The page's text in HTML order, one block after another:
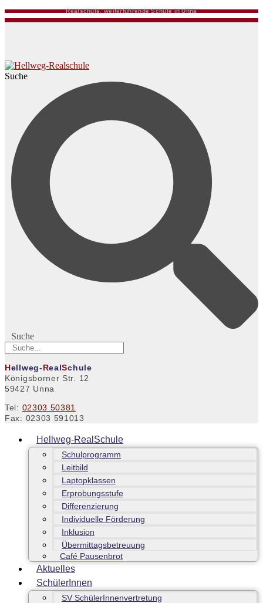
Realschule, weiterführende Schule in Unna
Suche
Suche
Hellweg-RealSchule
Königsborner Str. 12
59427 Unna
Tel: 02303 50381
Fax: 02303 591013
Hellweg-RealSchule
Schulprogramm
Leitbild
Laptopklassen
Erprobungsstufe
Differenzierung
Individuelle Förderung
Inklusion
Übermittagsbetreuung
Café Pausenbrot
Aktuelles
SchülerInnen
SV SchülerInnenvertretung